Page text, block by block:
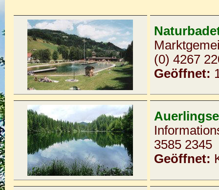
(0) 4267
Geöffnet:
3585 2345
Geöffnet: